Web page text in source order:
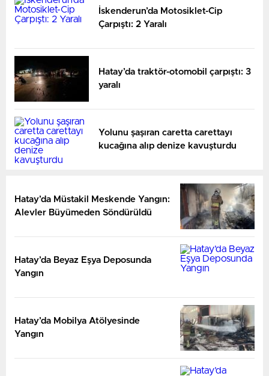
İskenderun’da Motosiklet-Cip
Çarpıştı: 2 Yaralı
Hatay’da traktör-otomobil çarpıştı: 3
yaralı
Yolunu şaşıran caretta carettayı
kucağına alıp denize kavuşturdu
Hatay’da Müstakil Meskende Yangın:
Alevler Büyümeden Söndürüldü
Hatay’da Beyaz Eşya Deposunda
Yangın
Hatay’da Mobilya Atölyesinde
Yangın